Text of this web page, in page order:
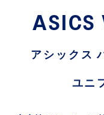
Sign In | Create Account
ASICS
アシックス
ユニ